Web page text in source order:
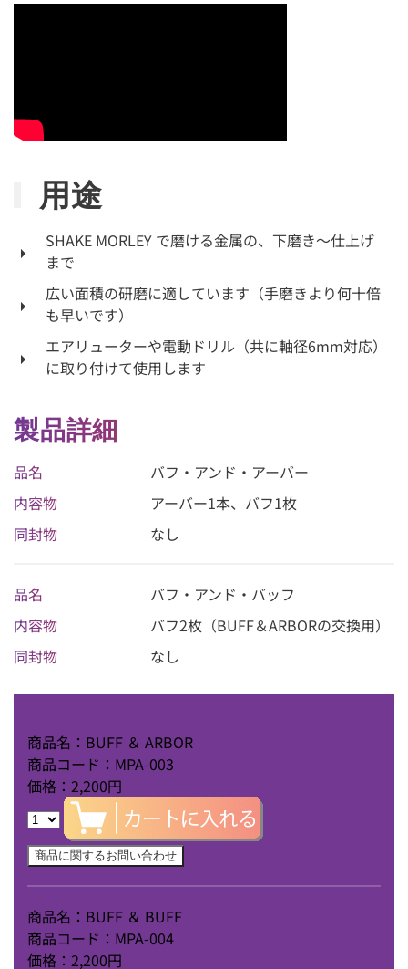
用途
SHAKE MORLEY で磨ける金属の、下磨き〜仕上げ
まで
広い面積の研磨に適しています（手磨きより何十倍
も早いです）
エアリューターや電動ドリル（共に軸径6mm対応）
に取り付けて使用します
製品詳細
品名
バフ・アンド・アーバー
内容物
アーバー1本、バフ1枚
同封物
なし
品名
バフ・アンド・バッフ
内容物
バフ2枚（BUFF＆ARBORの交換用）
同封物
なし
商品名：BUFF ＆ ARBOR
商品コード：MPA-003
価格：2,200円
商品名：BUFF ＆ BUFF
商品コード：MPA-004
価格：2,200円